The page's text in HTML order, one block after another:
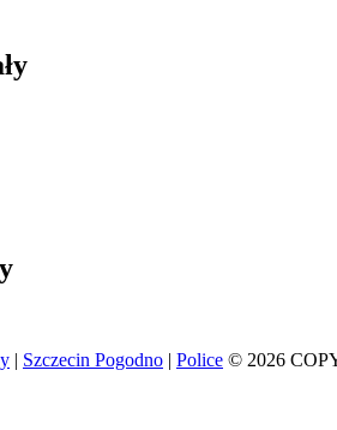
| Szczecin Pogodno | Police © 2026